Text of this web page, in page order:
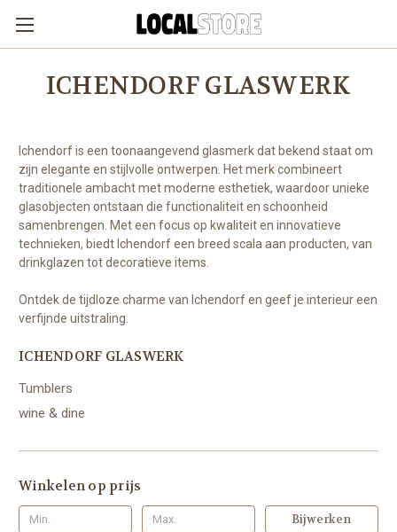
ICHENDORF GLASWERK
Ichendorf is een toonaangevend glasmerk dat bekend staat om
zijn elegante en stijlvolle ontwerpen. Het merk combineert
traditionele ambacht met moderne esthetiek, waardoor unieke
glasobjecten ontstaan die functionaliteit en schoonheid
samenbrengen. Met een focus op kwaliteit en innovatieve
technieken, biedt Ichendorf een breed scala aan producten, van
drinkglazen tot decoratieve items.
Ontdek de tijdloze charme van Ichendorf en geef je interieur een
verfijnde uitstraling.
ICHENDORF GLASWERK
Tumblers
wine & dine
Winkelen op prijs
Bijwerken